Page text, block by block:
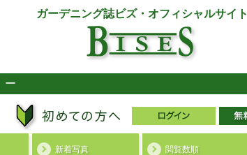
ガーデニング誌ビズ・オフィシャルサイト
新着写真 閲覧数順